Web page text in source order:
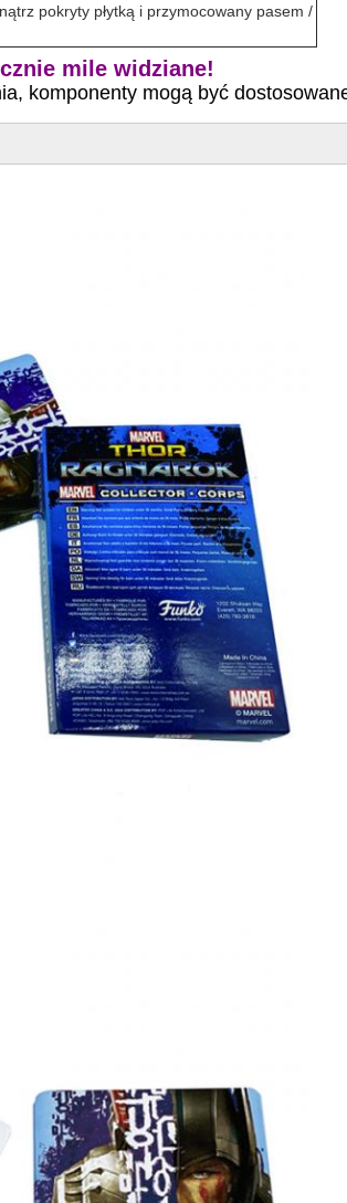
pokryty płytką i przymocowany pasem /
mile widziane!
komponenty mogą być